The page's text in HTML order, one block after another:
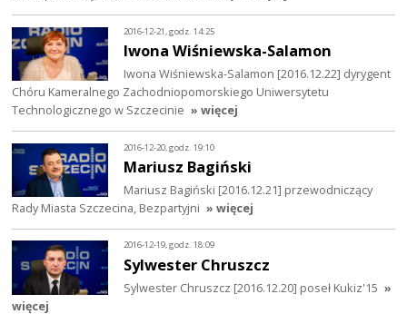
2016-12-21, godz. 14:25
Iwona Wiśniewska-Salamon
Iwona Wiśniewska-Salamon [2016.12.22] dyrygent
Chóru Kameralnego Zachodniopomorskiego Uniwersytetu
Technologicznego w Szczecinie » więcej
2016-12-20, godz. 19:10
Mariusz Bagiński
Mariusz Bagiński [2016.12.21] przewodniczący
Rady Miasta Szczecina, Bezpartyjni » więcej
2016-12-19, godz. 18:09
Sylwester Chruszcz
Sylwester Chruszcz [2016.12.20] poseł Kukiz'15 »
więcej